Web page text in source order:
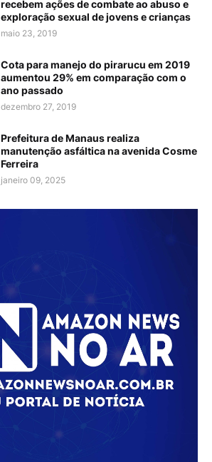
recebem ações de combate ao abuso e
exploração sexual de jovens e crianças
maio 23, 2019
Cota para manejo do pirarucu em 2019
aumentou 29% em comparação com o
ano passado
dezembro 27, 2019
Prefeitura de Manaus realiza
manutenção asfáltica na avenida Cosme
Ferreira
janeiro 09, 2025